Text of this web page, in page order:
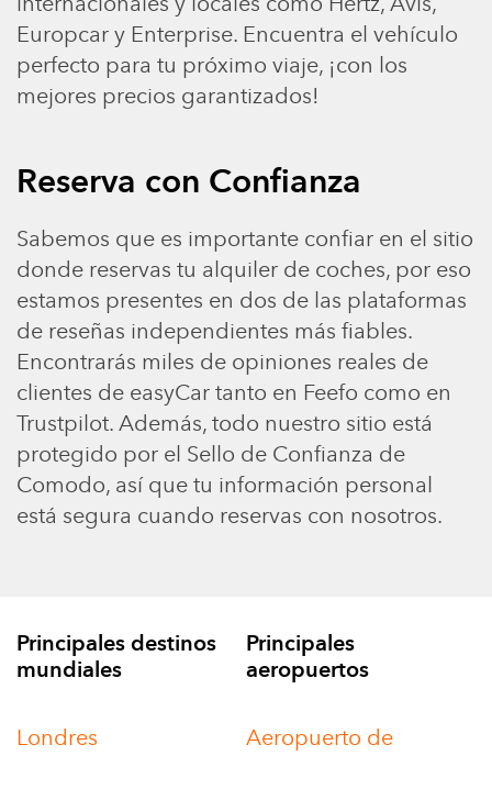
Europcar y Enterprise. Encuentra el vehículo
perfecto para tu próximo viaje, ¡con los
mejores precios garantizados!
Reserva con Confianza
Sabemos que es importante confiar en el sitio
donde reservas tu alquiler de coches, por eso
estamos presentes en dos de las plataformas
de reseñas independientes más fiables.
Encontrarás miles de opiniones reales de
clientes de easyCar tanto en Feefo como en
Trustpilot. Además, todo nuestro sitio está
protegido por el Sello de Confianza de
Comodo, así que tu información personal
está segura cuando reservas con nosotros.
Principales destinos
mundiales
Londres
Principales
aeropuertos
Aeropuerto de